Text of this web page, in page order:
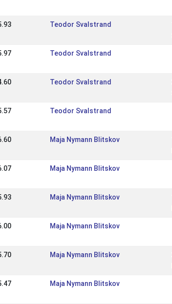
Teodor Svalstrand
Teodor Svalstrand
Teodor Svalstrand
Teodor Svalstrand
Maja Nymann Blitskov
Maja Nymann Blitskov
Maja Nymann Blitskov
Maja Nymann Blitskov
Maja Nymann Blitskov
Maja Nymann Blitskov